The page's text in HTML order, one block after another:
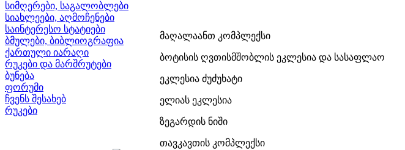
სიმღერები, საგალობლები
სიახლეები, აღმოჩენები
საინტერესო სტატიები
ბმულები, ბიბლიოგრაფია
ქართული იარაღი
რუკები და მარშრუტები
ბუნება
ფორუმი
ჩვენს შესახებ
რუკები
მაღალაანთ კომპლექსი
ბოტისის ღვთისმშობლის ეკლესია და სასაფლაო
ეკლესია ძუძუხატი
ელიას ეკლესია
ზეგარდის ნიში
თავკავთის კომპლექსი